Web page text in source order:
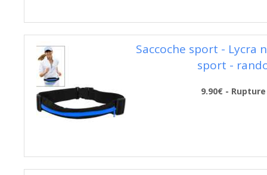
Saccoche sport - Lycra
sport -
9.90€ - Rupture